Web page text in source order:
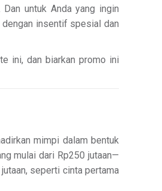
untuk Anda yang ingin
dengan insentif spesial dan
ini, dan biarkan promo ini
mimpi dalam bentuk
mulai dari Rp250 jutaan—
seperti cinta pertama